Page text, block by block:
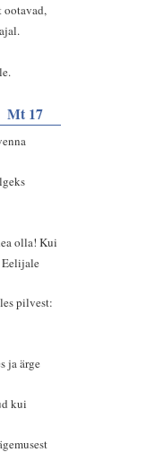
ootavad,
Mt 17
olla! Kui
Eelijale
pilvest:
ja ärge
kui